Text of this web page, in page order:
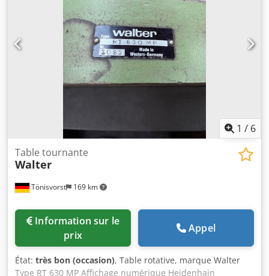
visu 3 axes 2 gammes d'avance par variateur sur tous les
mouvements Nombreux outillages Possibilité de voir cette
machine en état de marche Machine à démonter sur place
Tel : 03.80.92.23.28 ou 03.80.92.34.03 ou 06.79.58.06.79
1 / 6
Tönisvorst 169 km
Table tournante
Walter
prix
Appel
État: très bon (occasion), Table rotative, marque Walter
Type RT 630 MP Affichage numérique Heidenhain